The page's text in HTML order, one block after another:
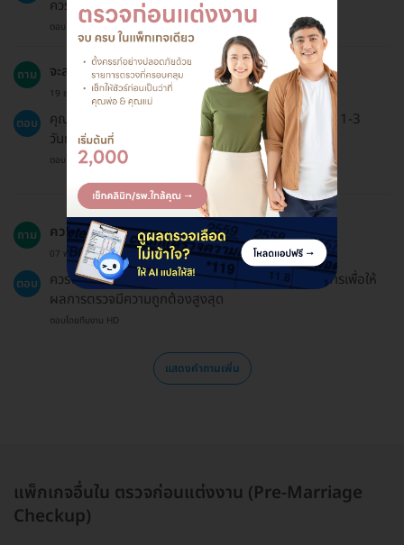
ควรปรึกษาแพทย์เพื่อขอคำแนะนำเพิ่มเติม
ตอบโดยทีมงาน HD
ถาม จะสามารถเลื่อนนัดได้หรือไม่?
19 ธ.ค. 2024
ตอบ
คุณสามารถเลื่อนนัดได้ โดยต้องแจ้งล่วงหน้าอย่างน้อย 1-3
วันทำการ
ตอบโดยทีมงาน HD
ถาม ควรเตรียมตัวอย่างไรเพื่อเข้ารับการตรวจสุขภาพ?
07 พ.ค. 2023
ตอบ
ควรงดน้ำและอาหารอย่างน้อย 8 ชั่วโมงก่อนเข้ารับบริการเพื่อให้
ผลการตรวจมีความถูกต้องสูงสุด
ตอบโดยทีมงาน HD
แสดงคำถามเพิ่ม
แพ็กเกจอื่นใน ตรวจก่อนแต่งงาน (Pre-Marriage
Checkup)